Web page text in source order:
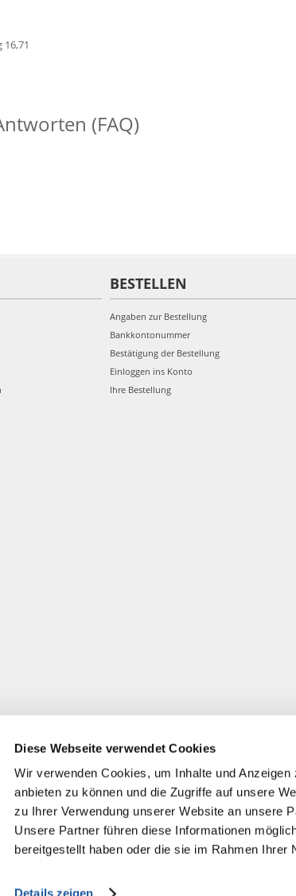
Diese Webseite verwendet Cookies
Wir verwenden Cookies, um Inhalte und
anbieten zu können und die Zugriffe auf unsere
zu Ihrer Verwendung unserer Website an unsere
Unsere Partner führen diese Informationen
bereitgestellt haben oder die sie im Rahmen Ihrer
Details zeigen
16,71
(FAQ)
BESTELLEN
Angaben zur Bestellung
Bankkontonummer
Bestätigung der Bestellung
Einloggen ins Konto
Ihre Bestellung